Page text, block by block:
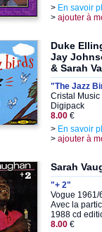
> En savoir
> ajouter à
Duke
Jay
& Sarah
"The Jazz
Cristal
Digipack
8.00 €
> En savoir
> ajouter à
Sarah
"+ 2"
Vogue 1961/
Avec la
1988 cd
8.00 €